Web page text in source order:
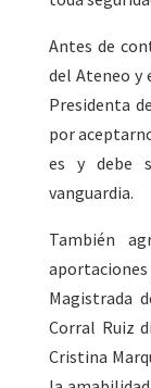
Antes de
del Ateneo y
Presidenta
por
es y debe
vanguardia.
También
Magistrada
Corral Ruiz
Cristina